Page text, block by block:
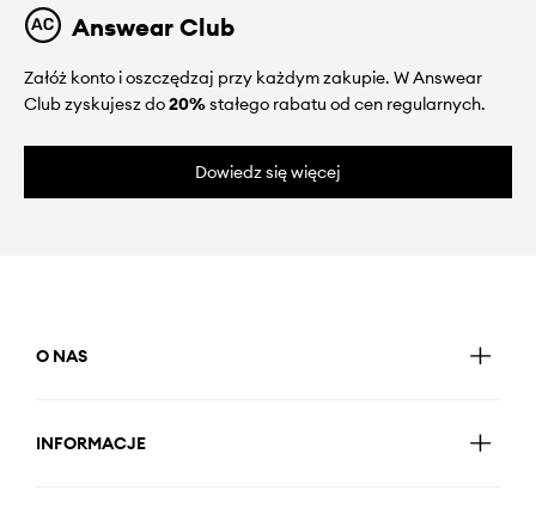
Answear Club
Załóż konto i oszczędzaj przy każdym zakupie. W Answear
Club zyskujesz do20%stałego rabatu od cen regularnych.
Dowiedz się więcej
O NAS
INFORMACJE